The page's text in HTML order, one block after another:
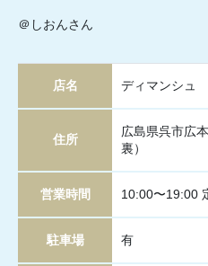
＠しおんさん
店名 ディマンシュ
住所
広島県呉市広
裏）
営業時間 10:00〜19:00
駐車場 有